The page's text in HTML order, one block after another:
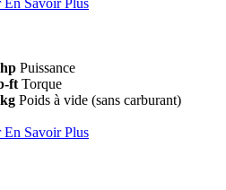
En Savoir Plus
Puissance
ft Torque
Poids à vide (sans carburant)
En Savoir Plus